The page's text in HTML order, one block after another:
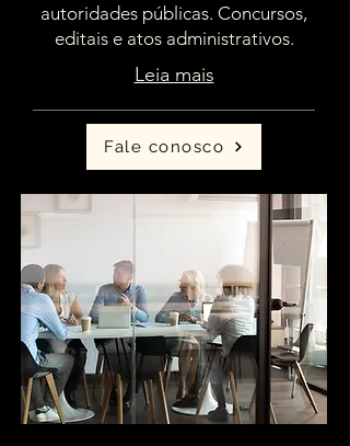
autoridades públicas. Concursos,
editais e atos administrativos.
Leia mais
Fale conosco